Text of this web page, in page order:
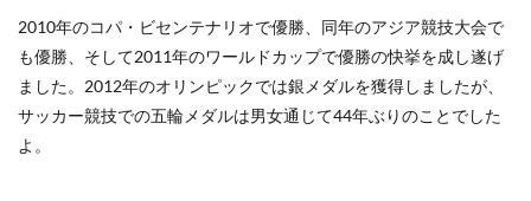
2010年のコパ・ビセンテナリオで優勝、同年のアジア競技大会で
も優勝、そして2011年のワールドカップで優勝の快挙を成し遂げ
ました。2012年のオリンピックでは銀メダルを獲得しましたが、
サッカー競技での五輪メダルは男女通じて44年ぶりのことでした
よ。